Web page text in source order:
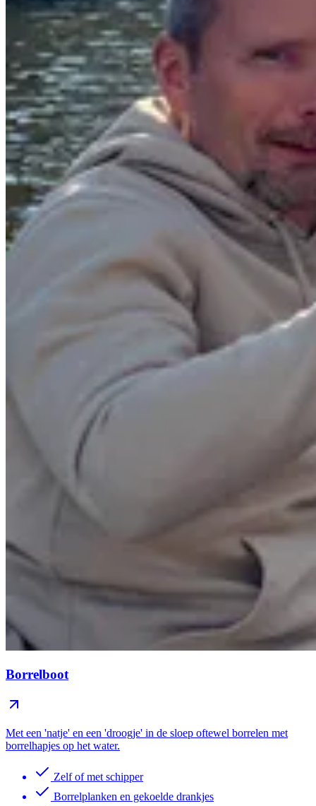
Borrelboot
Met een 'natje' en een 'droogje' in de sloep oftewel borrelen met
borrelhapjes op het water.
Zelf of met schipper
Borrelplanken en gekoelde drankjes